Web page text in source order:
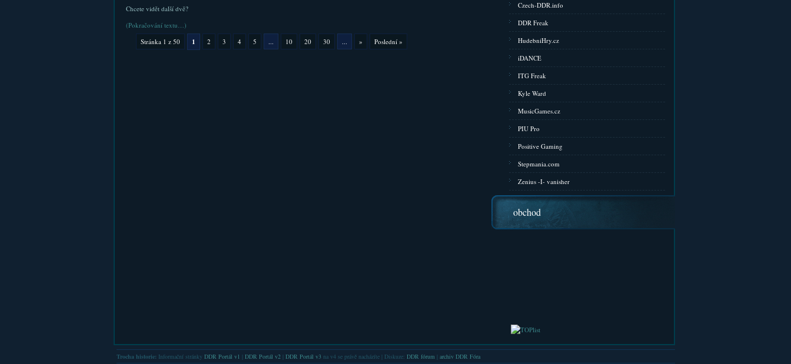
Chcete vidět další dvě?
(Pokračování textu…)
Stránka 1 z 50
1 2 3 4 5 ... 10 20 30 ... » Poslední »
Czech-DDR.info
DDR Freak
HudebniHry.cz
iDANCE
ITG Freak
Kyle Ward
MusicGames.cz
PIU Pro
Positive Gaming
Stepmania.com
Zenius -I- vanisher
obchod
Trocha historie: Informační stránky DDR Portál v1 DDR Portál v2| DDR Portál v3na v4 se právě nacházíte | Diskuze: DDR fórum archiv DDR Fóra